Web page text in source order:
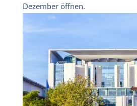
Dezember öffnen.